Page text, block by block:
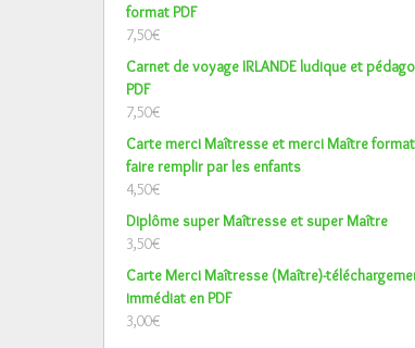
format PDF
7,50€
Carnet de voyage IRLANDE ludique et
PDF
7,50€
Carte merci Maîtresse et merci Maître
faire remplir par les enfants
4,50€
Diplôme super Maîtresse et super Maître
3,50€
Carte Merci Maîtresse (Maître)-
immédiat en PDF
3,00€